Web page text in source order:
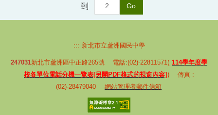
到 Go
::: 新北市立蘆洲國民中學
247031新北市蘆洲區中正路265號 電話:(02)-22811571( 114學年度學
校各單位電話分機一覽表[另開PDF格式的視窗內容]) 傳真 :
(02)-28479040 網站管理者郵件信箱